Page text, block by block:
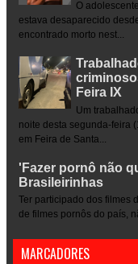
O
estava desaparecido
encontrado morto nest...
Feira IX
Um
noite desta segunda-feira
em Feira de Santa...
'Fazer pornô não
Brasileirinhas
Ter participado dos filmes
de filmes pornôs do país,
MARCADORES